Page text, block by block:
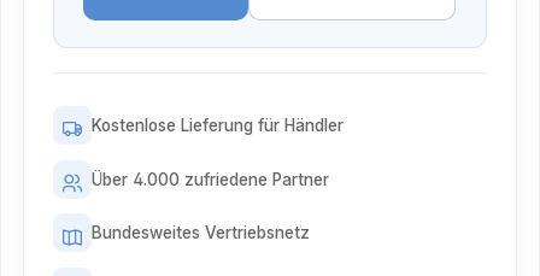
Kostenlose Lieferung für Händler
Über 4.000 zufriedene Partner
Bundesweites Vertriebsnetz